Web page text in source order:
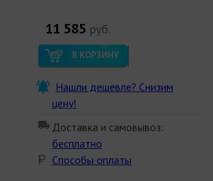
11 585 руб.
В КОРЗИНУ
Нашли дешевле? Снизим
цену!
Доставка и самовывоз:
бесплатно
Способы оплаты